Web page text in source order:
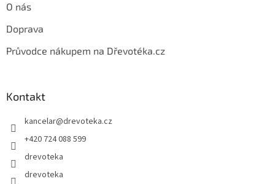
O nás
Doprava
Průvodce nákupem na Dřevotéka.cz
Kontakt
kancelar@drevoteka.cz
+420 724 088 599
drevoteka
drevoteka